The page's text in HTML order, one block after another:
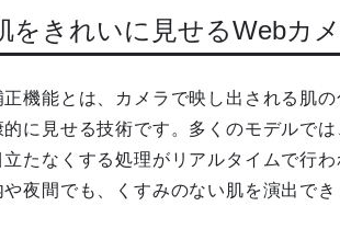
をきれいに見せるWebカ
正機能とは、カメラで映し出される肌
的に見せる技術です。多くのモデルで
立たなくする処理がリアルタイムで行
や夜間でも、くすみのない肌を演出でき